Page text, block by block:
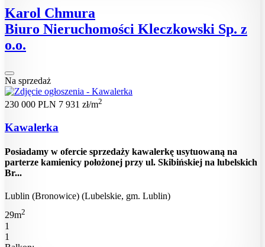
Karol Chmura
Biuro Nieruchomości Kleczkowski Sp. z
o.o.
Na sprzedaż
230 000 PLN 7 931 zł/m2
Kawalerka
Posiadamy w ofercie sprzedaży kawalerkę usytuowaną na
parterze kamienicy położonej przy ul. Skibińskiej na lubelskich
Br...
Lublin (Bronowice) (Lubelskie, gm. Lublin)
29m2
1
1